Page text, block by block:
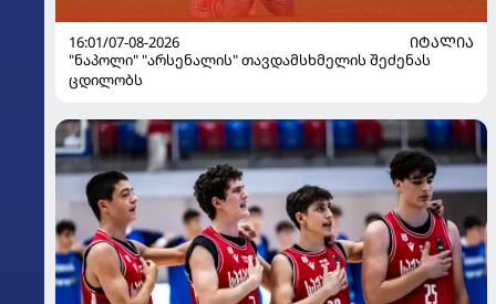
16:01/07-08-2026
ᲘᲢᲐᲚᲘᲐ
"ნაპოლი" "არსენალის" თავდამსხმელის შეძენას
ცდილობს